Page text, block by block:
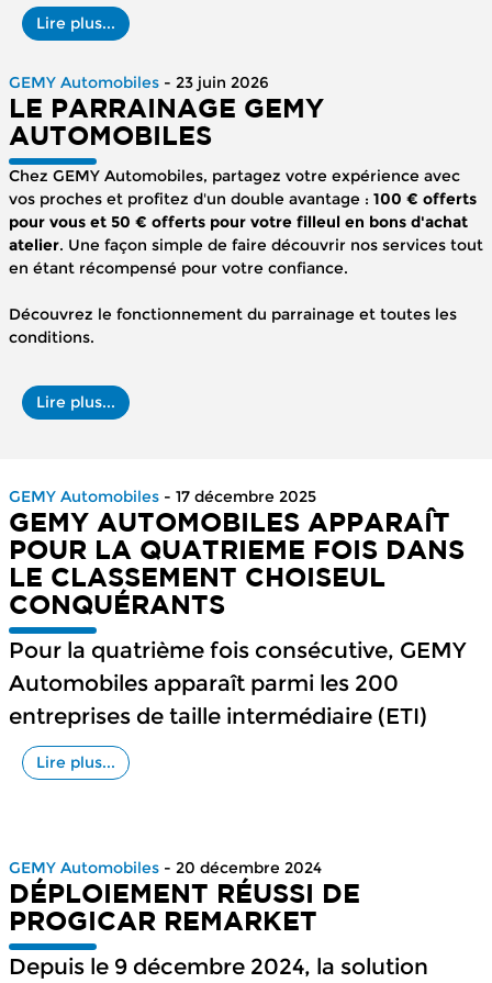
Lire plus...
GEMY Automobiles - 23 juin 2026
LE PARRAINAGE GEMY
AUTOMOBILES
Chez GEMY Automobiles, partagez votre expérience avec
vos proches et profitez d'un double avantage : 100 € offerts
pour vous et 50 € offerts pour votre filleul en bons d'achat
atelier. Une façon simple de faire découvrir nos services tout
en étant récompensé pour votre confiance.
Découvrez le fonctionnement du parrainage et toutes les
conditions.
Lire plus...
GEMY Automobiles - 17 décembre 2025
GEMY AUTOMOBILES APPARAÎT
POUR LA QUATRIEME FOIS DANS
LE CLASSEMENT CHOISEUL
CONQUÉRANTS
Pour la quatrième fois consécutive, GEMY
Automobiles apparaît parmi les 200
entreprises de taille intermédiaire (ETI)
Lire plus...
GEMY Automobiles - 20 décembre 2024
DÉPLOIEMENT RÉUSSI DE
PROGICAR REMARKET
Depuis le 9 décembre 2024, la solution